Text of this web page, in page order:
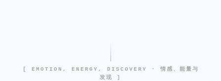
[ EMOTION, ENERGY, DISCOVERY · 情感、能量与
发现 ]